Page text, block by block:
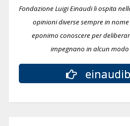
Fondazione Luigi Einaudi li ospita
opinioni diverse sempre in
eponimo conoscere per
impegnano in alcun